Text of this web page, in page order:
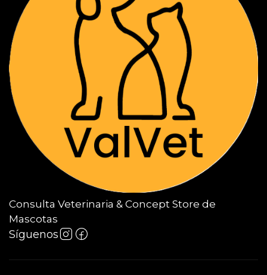
Consulta Veterinaria & Concept Store de
Mascotas
Síguenos